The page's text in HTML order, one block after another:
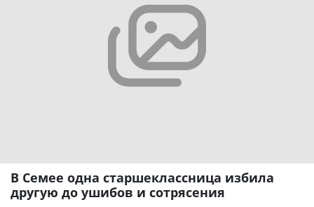
В Семее одна старшеклассница избила
другую до ушибов и сотрясения